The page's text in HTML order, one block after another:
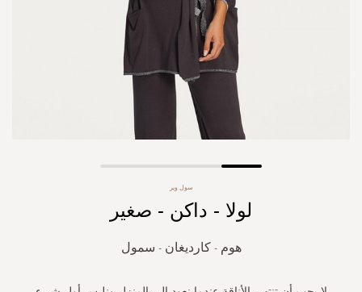
gallery
سول وير
لولا - داكن - صغير
هوم - كارديغان - سمول